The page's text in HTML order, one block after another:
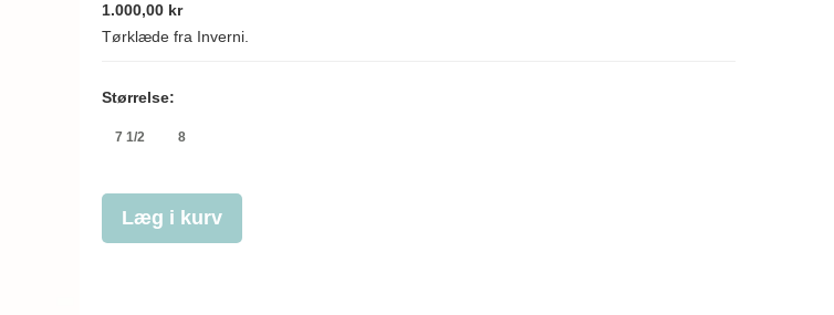
1.000,00 kr
Tørklæde fra Inverni.
Størrelse:
7 1/2 8
Læg i kurv